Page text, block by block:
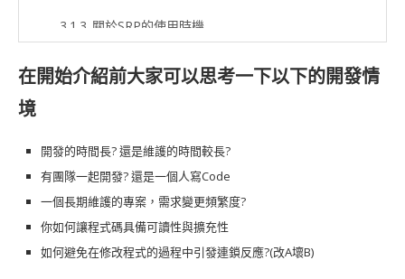
關於SRP的使用時機
開放封閉原則OCP
關於OCP的基本精神
常見的設計問題
在開始介紹前大家可以思考一下以下的開發情
境
開發的時間長? 還是維護的時間較長?
有團隊一起開發? 還是一個人寫Code
一個長期維護的專案，需求變更頻繁度?
你如何讓程式碼具備可讀性與擴充性
如何避免在修改程式的過程中引發連鎖反應?(改A壞B)